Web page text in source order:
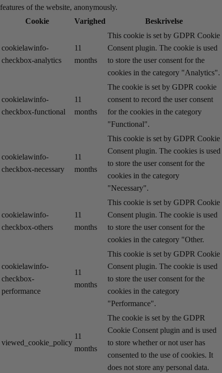
features of the website, anonymously.
Cookie
Varighed Beskrivelse
cookielawinfo-
checkbox-analytics
11
months
This cookie is set by GDPR Cookie
Consent plugin. The cookie is used
to store the user consent for the
cookies in the category "Analytics".
cookielawinfo-
checkbox-functional
11
months
The cookie is set by GDPR cookie
consent to record the user consent
for the cookies in the category
"Functional".
cookielawinfo-
checkbox-necessary
11
months
This cookie is set by GDPR Cookie
Consent plugin. The cookies is used
to store the user consent for the
cookies in the category
"Necessary".
cookielawinfo-
checkbox-others
11
months
This cookie is set by GDPR Cookie
Consent plugin. The cookie is used
to store the user consent for the
cookies in the category "Other.
cookielawinfo-
checkbox-
performance
11
months
This cookie is set by GDPR Cookie
Consent plugin. The cookie is used
to store the user consent for the
cookies in the category
"Performance".
viewed_cookie_policy
11
months
The cookie is set by the GDPR
Cookie Consent plugin and is used
to store whether or not user has
consented to the use of cookies. It
does not store any personal data.